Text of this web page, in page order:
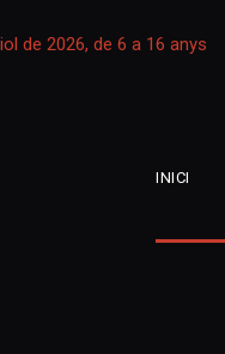
de 2026, de 6 a 16 anys
INICI